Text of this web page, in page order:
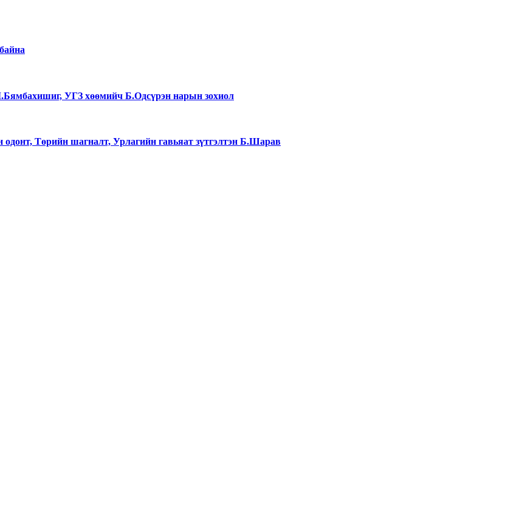
УГЗ хөөмийч Б.Одсүрэн нарын зохиол
Төрийн шагналт, Урлагийн гавьяат зүтгэлтэн Б.Шарав